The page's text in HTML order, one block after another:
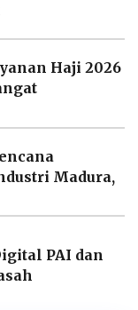
Haji 2026
Madura,
PAI dan